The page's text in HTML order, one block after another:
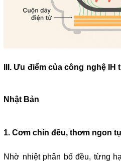
III. Ưu điểm của công nghệ
Nhật Bản
1. Cơm chín đều, thơm ngon
Nhờ nhiệt phân bố đều, từng